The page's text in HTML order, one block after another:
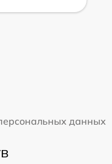
данных